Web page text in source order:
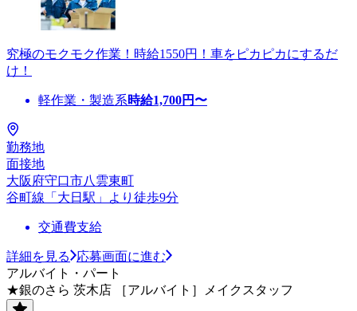
究極のモクモク作業！時給1550円！車をピカピカにするだ
け！
軽作業・製造系時給1,700円〜
勤務地
面接地
大阪府守口市八雲東町
谷町線「大日駅」より徒歩9分
交通費支給
詳細を見る
応募画面に進む
アルバイト・パート
★銀のさら 茨木店 ［アルバイト］メイクスタッフ